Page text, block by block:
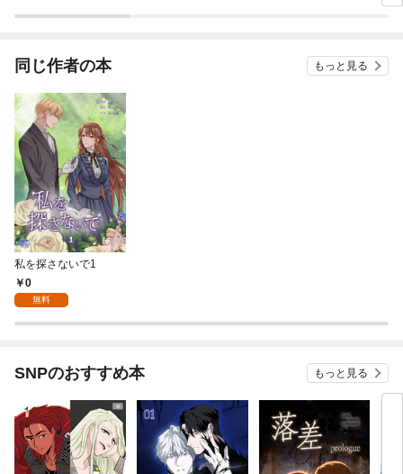
【
同じ作者の本 もっと見る
私を探さないで1
0
無料
SNPのおすすめ本 もっと見る